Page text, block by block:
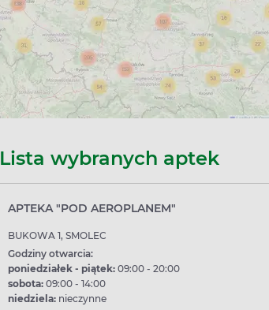
Lista wybranych aptek
APTEKA "POD AEROPLANEM"
BUKOWA 1, SMOLEC
Godziny otwarcia:
poniedziałek - piątek:09:00 - 20:00
sobota:09:00 - 14:00
niedziela:nieczynne